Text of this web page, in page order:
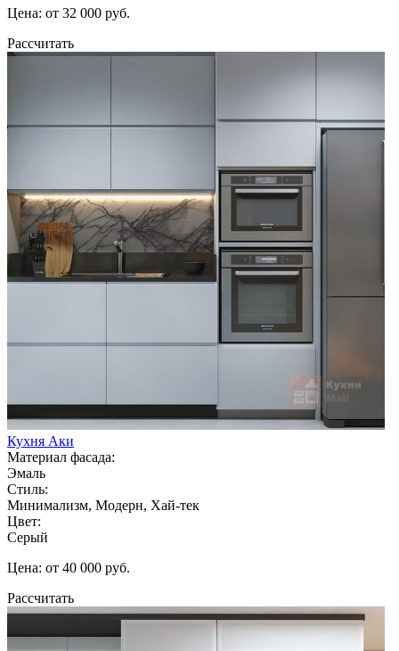
Цена: от 32 000 руб.
Рассчитать
Кухня Аки
Материал фасада:
Эмаль
Стиль:
Минимализм, Модерн, Хай-тек
Цвет:
Серый
Цена: от 40 000 руб.
Рассчитать